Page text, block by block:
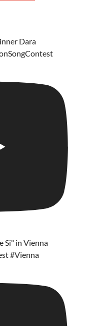
Dara
Si" in Vienna
#Vienna